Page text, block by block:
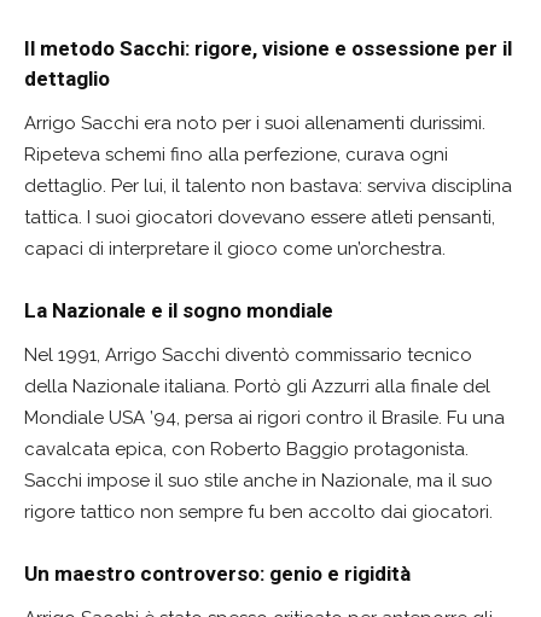
Il metodo Sacchi: rigore, visione e ossessione per il
dettaglio
Arrigo Sacchi era noto per i suoi allenamenti durissimi.
Ripeteva schemi fino alla perfezione, curava ogni
dettaglio. Per lui, il talento non bastava: serviva disciplina
tattica. I suoi giocatori dovevano essere atleti pensanti,
capaci di interpretare il gioco come un’orchestra.
La Nazionale e il sogno mondiale
Nel 1991, Arrigo Sacchi diventò commissario tecnico
della Nazionale italiana. Portò gli Azzurri alla finale del
Mondiale USA ’94, persa ai rigori contro il Brasile. Fu una
cavalcata epica, con Roberto Baggio protagonista.
Sacchi impose il suo stile anche in Nazionale, ma il suo
rigore tattico non sempre fu ben accolto dai giocatori.
Un maestro controverso: genio e rigidità